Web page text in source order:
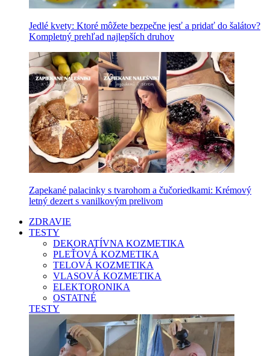
Jedlé kvety: Ktoré môžete bezpečne jesť a pridať do šalátov?
Kompletný prehľad najlepších druhov
Zapekané palacinky s tvarohom a čučoriedkami: Krémový
letný dezert s vanilkovým prelivom
ZDRAVIE
TESTY
DEKORATÍVNA KOZMETIKA
PLEŤOVÁ KOZMETIKA
TELOVÁ KOZMETIKA
VLASOVÁ KOZMETIKA
ELEKTORONIKA
OSTATNÉ
TESTY